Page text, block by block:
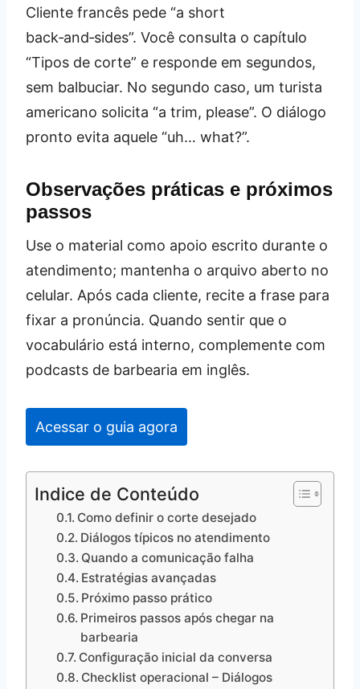
Cliente francês pede “a short
back‑and‑sides”. Você consulta o capítulo
“Tipos de corte” e responde em segundos,
sem balbuciar. No segundo caso, um turista
americano solicita “a trim, please”. O diálogo
pronto evita aquele “uh… what?”.
Observações práticas e próximos
passos
Use o material como apoio escrito durante o
atendimento; mantenha o arquivo aberto no
celular. Após cada cliente, recite a frase para
fixar a pronúncia. Quando sentir que o
vocabulário está interno, complemente com
podcasts de barbearia em inglês.
Acessar o guia agora
Indice de Conteúdo
Como definir o corte desejado
Diálogos típicos no atendimento
Quando a comunicação falha
Estratégias avançadas
Próximo passo prático
Primeiros passos após chegar na
barbearia
Configuração inicial da conversa
Checklist operacional – Diálogos